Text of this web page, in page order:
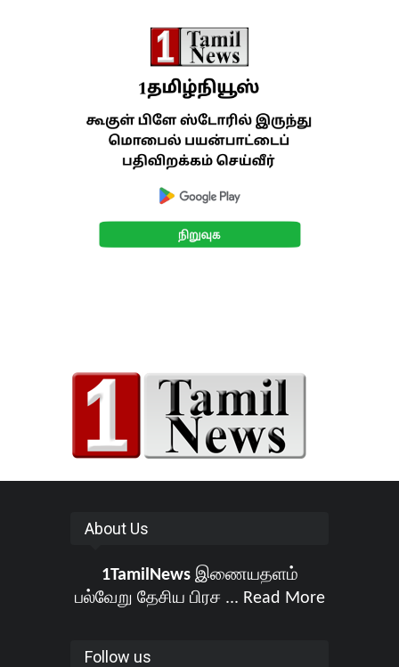
About Us
1TamilNewsஇணையதளம்
பல்வேறு தேசிய பிரச ... Read More
Follow us